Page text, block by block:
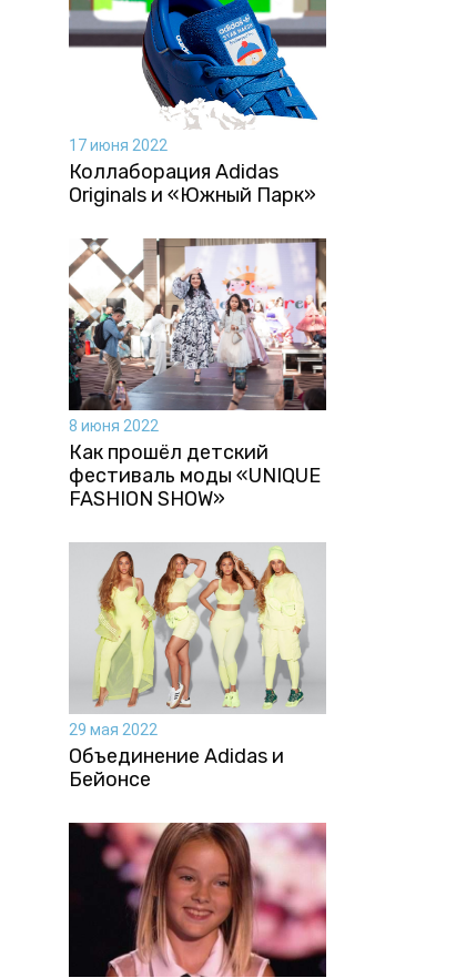
17 июня 2022
Коллаборация Аdidas
Originals и «Южный Парк»
8 июня 2022
Как прошёл детский
фестиваль моды «UNIQUE
FASHION SHOW»
29 мая 2022
Объединение Adidas и
Бейонсе